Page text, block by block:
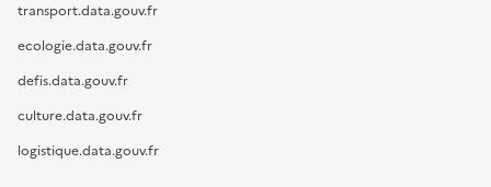
transport.data.gouv.fr
ecologie.data.gouv.fr
defis.data.gouv.fr
culture.data.gouv.fr
logistique.data.gouv.fr